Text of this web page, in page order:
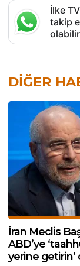
İlke
takip
DIĞER
İran Meclis
ABD’ye
yerine getirin’